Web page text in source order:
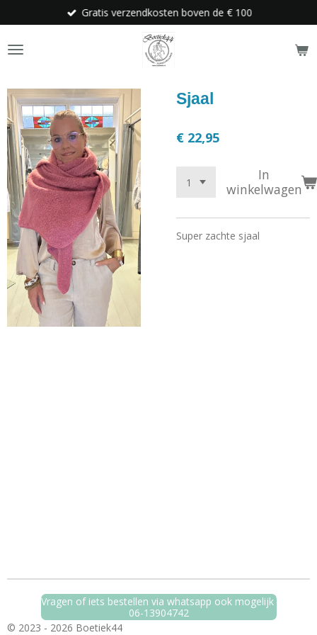
direct
naar
de
Gratis verzendkosten boven de € 100
Sjaal
€ 22,95
In
winkelwagen
Super zachte sjaal
Vragen of iets bestellen via whatsapp ook mogelijk
06-13904742
© 2023 - 2026 Boetiek44